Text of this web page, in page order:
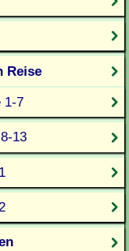
Reise
1-7
13